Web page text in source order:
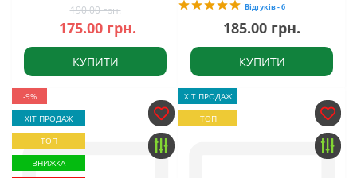
190.00 грн.
175.00 грн.
КУПИТИ
Відгуків - 6
185.00 грн.
КУПИТИ
-9%
ХІТ ПРОДАЖ
ТОП
ЗНИЖКА
ХІТ ПРОДАЖ
ТОП